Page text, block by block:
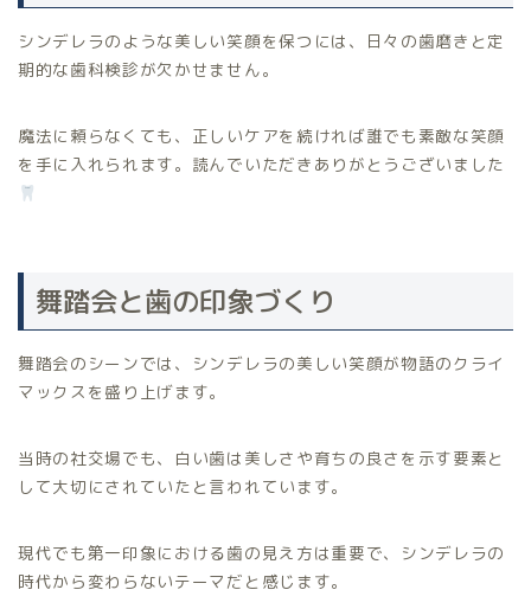
シンデレラのような美しい笑顔を保つには、日々の歯磨きと定
期的な歯科検診が欠かせません。
魔法に頼らなくても、正しいケアを続ければ誰でも素敵な笑顔
を手に入れられます。読んでいただきありがとうございました
舞踏会と歯の印象づくり
舞踏会のシーンでは、シンデレラの美しい笑顔が物語のクライ
マックスを盛り上げます。
当時の社交場でも、白い歯は美しさや育ちの良さを示す要素と
して大切にされていたと言われています。
現代でも第一印象における歯の見え方は重要で、シンデレラの
時代から変わらないテーマだと感じます。